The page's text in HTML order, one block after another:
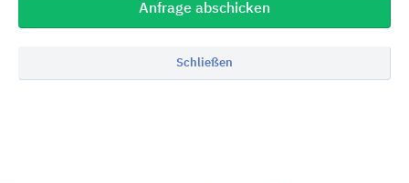
Anfrage abschicken
Schließen